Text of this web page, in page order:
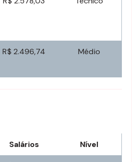
R$ 2.496,74 Médio
Salários Nível